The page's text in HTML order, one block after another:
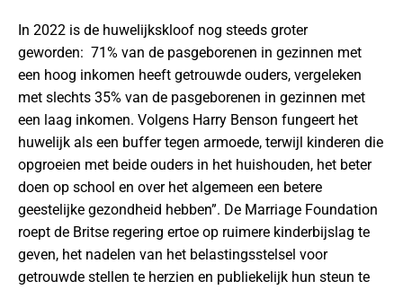
In 2022 is de huwelijkskloof nog steeds groter
geworden: 71% van de pasgeborenen in gezinnen met
een hoog inkomen heeft getrouwde ouders, vergeleken
met slechts 35% van de pasgeborenen in gezinnen met
een laag inkomen. Volgens Harry Benson fungeert het
huwelijk als een buffer tegen armoede, terwijl kinderen die
opgroeien met beide ouders in het huishouden, het beter
doen op school en over het algemeen een betere
geestelijke gezondheid hebben”. De Marriage Foundation
roept de Britse regering ertoe op ruimere kinderbijslag te
geven, het nadelen van het belastingsstelsel voor
getrouwde stellen te herzien en publiekelijk hun steun te